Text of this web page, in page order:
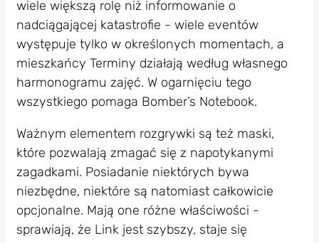
wiele większą rolę niż informowanie o
nadciągającej katastrofie - wiele eventów
występuje tylko w określonych momentach, a
mieszkańcy Terminy działają według własnego
harmonogramu zajęć. W ogarnięciu tego
wszystkiego pomaga Bomber’s Notebook.
Ważnym elementem rozgrywki są też maski,
które pozwalają zmagać się z napotykanymi
zagadkami. Posiadanie niektórych bywa
niezbędne, niektóre są natomiast całkowicie
opcjonalne. Mają one różne właściwości -
sprawiają, że Link jest szybszy, staje się